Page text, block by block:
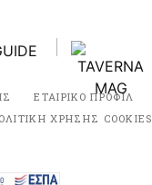
ΕΤΑΙΡΙΚΟ ΠΡΟΦΙΛ
ΧΡΗΣΗΣ COOKIES